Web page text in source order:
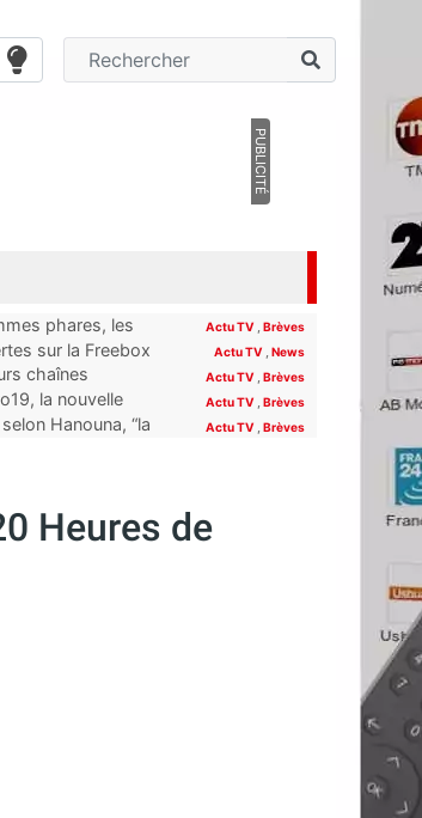
PUBLICITÉ
phares, les
SFR découvriront
Actu TV ,Brèves
sur la Freebox
Actu TV ,News
chaînes
Actu TV ,Brèves
la nouvelle
Actu TV ,Brèves
Hanouna, “la
Actu TV ,Brèves
Heures de